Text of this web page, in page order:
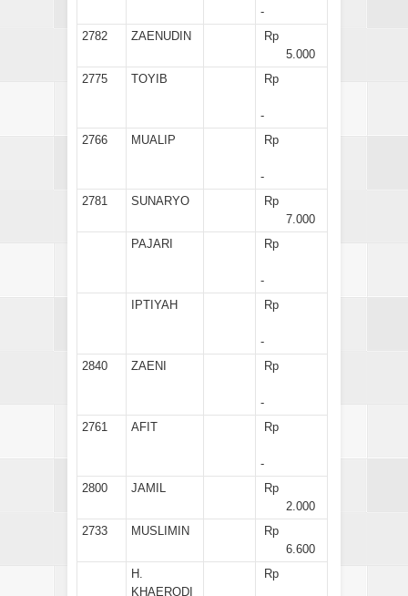
-
2782
ZAENUDIN
Rp
5.000
2775
TOYIB Rp
-
2766
MUALIP Rp
-
2781
SUNARYO
Rp
7.000
PAJARI
Rp
-
IPTIYAH
Rp
-
2840
ZAENI Rp
-
2761
AFIT Rp
-
2800
JAMIL
Rp
2.000
2733
MUSLIMIN
Rp
6.600
H.
KHAERODI
Rp